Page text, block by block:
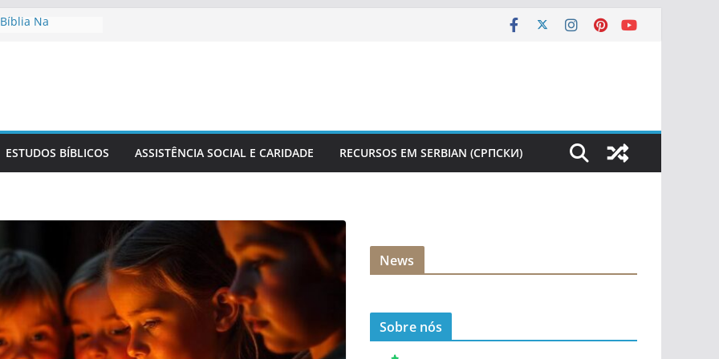
Na
Cristã Na
Estudo Bíblico
ESTUDOS BÍBLICOS ASSISTÊNCIA SOCIAL E CARIDADE RECURSOS EM SERBIAN (СРПСКИ)
News
Sobre nós